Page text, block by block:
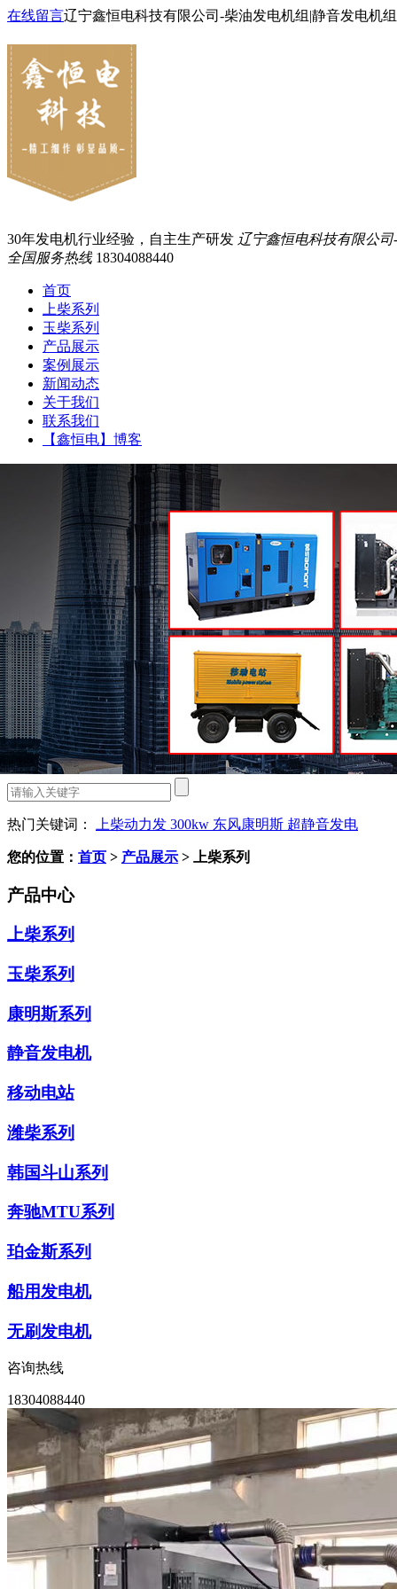
在线留言辽宁鑫恒电科技有限公司-柴油发电机组|静音发电机
30年发电机行业经验，自主生产研发 辽宁鑫恒电科技有限公
全国服务热线 18304088440
首页
上柴系列
玉柴系列
产品展示
案例展示
新闻动态
关于我们
联系我们
【鑫恒电】博客
热门关键词： 上柴动力发 300kw 东风康明斯 超静音发电
您的位置： 首页 > 产品展示 > 上柴系列
产品中心
上柴系列
玉柴系列
康明斯系列
静音发电机
移动电站
潍柴系列
韩国斗山系列
奔驰MTU系列
珀金斯系列
船用发电机
无刷发电机
咨询热线
18304088440